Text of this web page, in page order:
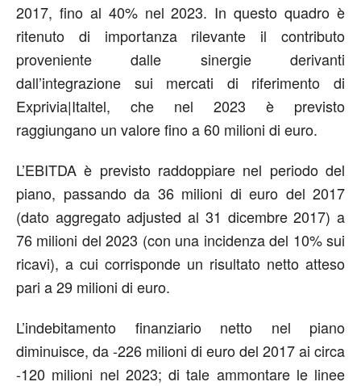
2017, fino al 40% nel 2023. In questo quadro è
ritenuto di importanza rilevante il contributo
proveniente dalle sinergie derivanti
dall’integrazione sui mercati di riferimento di
Exprivia|Italtel, che nel 2023 è previsto
raggiungano un valore fino a 60 milioni di euro.
L’EBITDA è previsto raddoppiare nel periodo del
piano, passando da 36 milioni di euro del 2017
(dato aggregato adjusted al 31 dicembre 2017) a
76 milioni del 2023 (con una incidenza del 10% sui
ricavi), a cui corrisponde un risultato netto atteso
pari a 29 milioni di euro.
L’indebitamento finanziario netto nel piano
diminuisce, da -226 milioni di euro del 2017 ai circa
-120 milioni nel 2023; di tale ammontare le linee